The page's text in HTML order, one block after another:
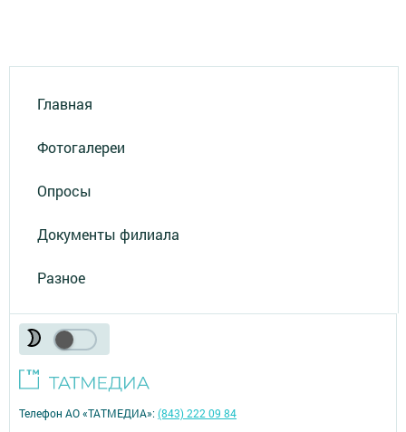
Главная
Фотогалереи
Опросы
Документы филиала
Разное
Телефон АО «ТАТМЕДИА»:(843) 222 09 84